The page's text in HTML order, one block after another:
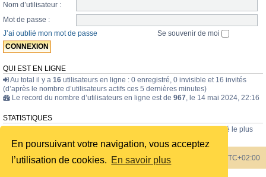
En poursuivant votre navigation, vous acceptez
l’utilisation de cookies. En savoir plus
Nom d’utilisateur :
Mot de passe :
J’ai oublié mon mot de passe
Se souvenir de moi
QUI EST EN LIGNE
Au total il y a 16 utilisateurs en ligne : 0 enregistré, 0 invisible et 16 invités
(d’après le nombre d’utilisateurs actifs ces 5 dernières minutes)
Le record du nombre d’utilisateurs en ligne est de 967, le 14 mai 2024, 22:16
STATISTIQUES
membres • Le membre enregistré le plus
récent est
internavigator
Index du forum Heures au format UTC+02:00